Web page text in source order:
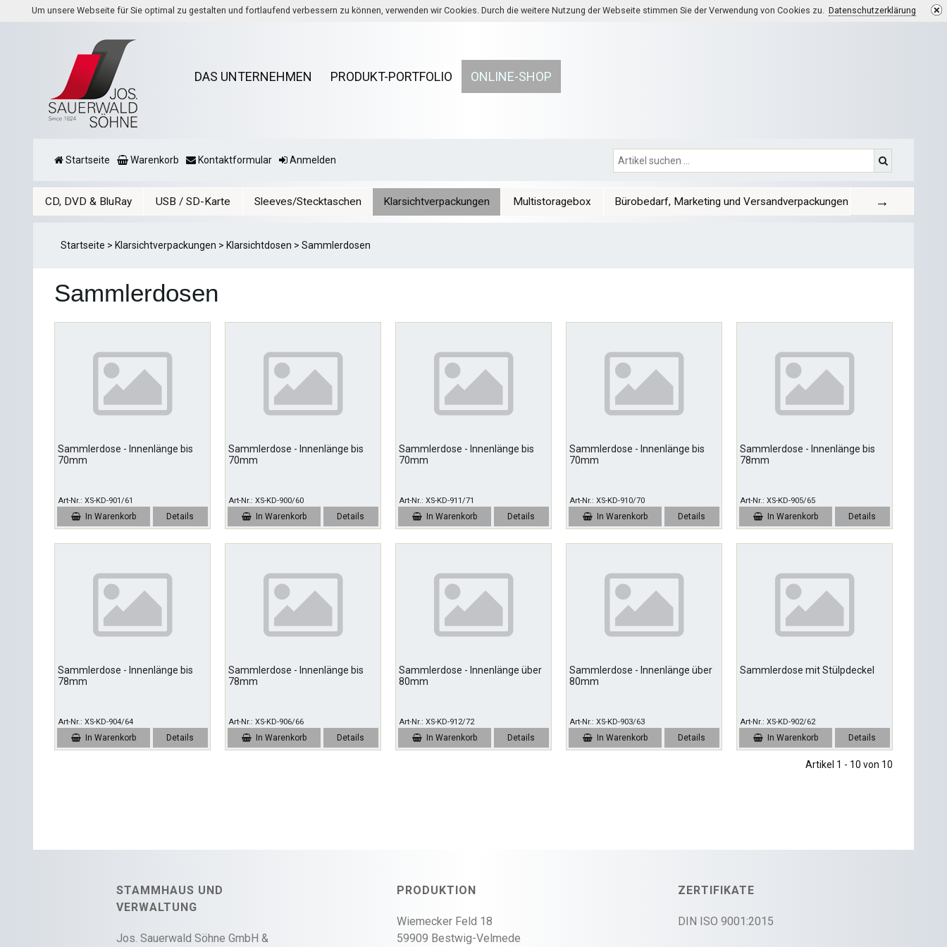
Um unsere Webseite für Sie optimal zu gestalten und fortlaufend verbessern zu können, verwenden wir Cookies. Durch die weitere Nutzung der Webseite stimmen Sie der Verwendung von Cookies zu. Datenschutzerklärung
DAS UNTERNEHMEN PRODUKT-PORTFOLIO ONLINE-SHOP
Startseite Warenkorb Kontaktformular Anmelden
CD, DVD & BluRay USB / SD-Karte Sleeves/Stecktaschen Klarsichtverpackungen Multistoragebox Bürobedarf, Marketing und Versandverpackungen →
Startseite > Klarsichtverpackungen > Klarsichtdosen >Sammlerdosen
Sammlerdosen
Sammlerdose - Innenlänge bis
70mm
Art-Nr. XS-KD-901/61
In Warenkorb Details
Sammlerdose - Innenlänge bis
70mm
Art-Nr. XS-KD-900/60
In Warenkorb Details
Sammlerdose - Innenlänge bis
70mm
Art-Nr. XS-KD-911/71
In Warenkorb Details
Sammlerdose - Innenlänge bis
70mm
Art-Nr. XS-KD-910/70
In Warenkorb Details
Sammlerdose - Innenlänge bis
78mm
Art-Nr. XS-KD-905/65
In Warenkorb Details
Sammlerdose - Innenlänge bis
78mm
Art-Nr. XS-KD-904/64
In Warenkorb Details
Sammlerdose - Innenlänge bis
78mm
Art-Nr. XS-KD-906/66
In Warenkorb Details
Sammlerdose - Innenlänge über
80mm
Art-Nr. XS-KD-912/72
In Warenkorb Details
Sammlerdose - Innenlänge über
80mm
Art-Nr. XS-KD-903/63
In Warenkorb Details
Sammlerdose mit Stülpdeckel
Art-Nr. XS-KD-902/62
In Warenkorb Details
Artikel 1 - 10 von 10
STAMMHAUS UND
VERWALTUNG
Jos. Sauerwald Söhne GmbH &
PRODUKTION
Wiemecker Feld 18
59909 Bestwig-Velmede
ZERTIFIKATE
DIN ISO 9001:2015